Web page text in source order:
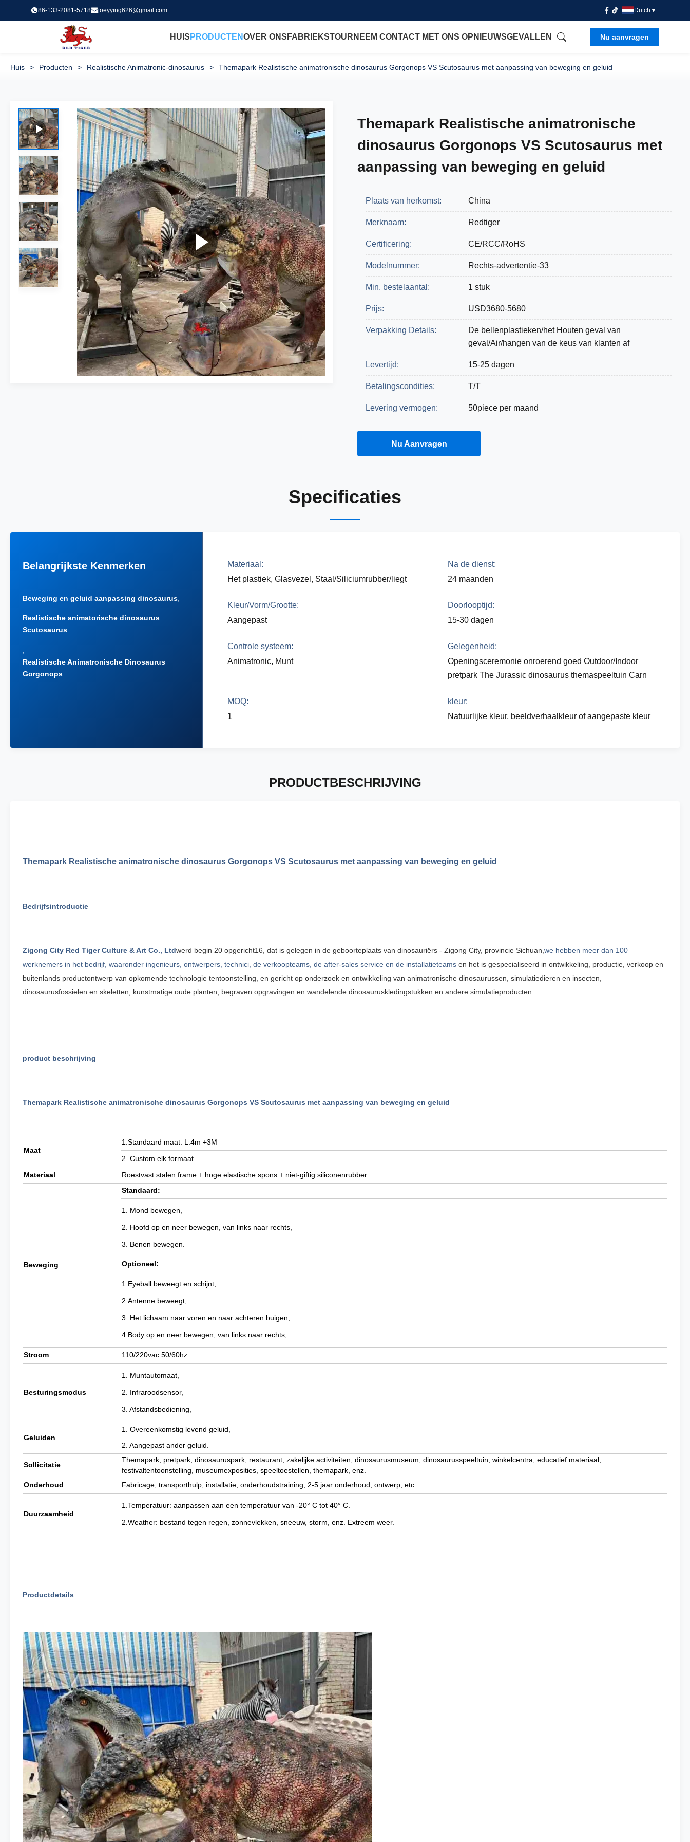
86-133-2081-5718 joeyying626@gmail.com Dutch ▼
HUIS PRODUCTENOVER ONS FABRIEKSTOUR NEEM CONTACT MET ONS OP NIEUWSGEVALLEN Nu aanvragen
Huis > Producten > Realistische Animatronic-dinosaurus > Themapark Realistische animatronische dinosaurus Gorgonops VS Scutosaurus met aanpassing van beweging en geluid
Themapark Realistische animatronische
dinosaurus Gorgonops VS Scutosaurus met
aanpassing van beweging en geluid
Plaats van herkomst: China
Merknaam: Redtiger
Certificering: CE/RCC/RoHS
Modelnummer: Rechts-advertentie-33
Min. bestelaantal: 1 stuk
Prijs: USD3680-5680
Verpakking Details:
De bellenplastieken/het Houten geval van
geval/Air/hangen van de keus van klanten af
Levertijd: 15-25 dagen
Betalingscondities: T/T
Levering vermogen: 50piece per maand
Nu Aanvragen
Een Citaat Krijgen
Specificaties
Belangrijkste Kenmerken
Beweging en geluid aanpassing dinosaurus,
Realistische animatorische dinosaurus
Scutosaurus
,
Realistische Animatronische Dinosaurus
Gorgonops
Materiaal:
Het plastiek, Glasvezel, Staal/Siliciumrubber/liegt
Na de dienst:
24 maanden
Kleur/Vorm/Grootte:
Aangepast
Doorlooptijd:
15-30 dagen
Controle systeem:
Animatronic, Munt
Gelegenheid:
Openingsceremonie onroerend goed Outdoor/Indoor
pretpark The Jurassic dinosaurus themaspeeltuin Carn
MOQ:
1
kleur:
Natuurlijke kleur, beeldverhaalkleur of aangepaste kleur
PRODUCTBESCHRIJVING
Themapark Realistische animatronische dinosaurus Gorgonops VS Scutosaurus met aanpassing van beweging en geluid
Bedrijfsintroductie
Zigong City Red Tiger Culture & Art Co., Ltdwerd begin 20 opgericht16 , dat is gelegen in de geboorteplaats van dinosauriërs - Zigong City, provincie Sichuan, we hebben meer dan 100
werknemers in het bedrijf, waaronder ingenieurs, ontwerpers, technici, de verkoopteams, de after-sales service en de installatieteams en het is gespecialiseerd in ontwikkeling, productie, verkoop en
buitenlands productontwerp van opkomende technologie tentoonstelling, en gericht op onderzoek en ontwikkeling van animatronische dinosaurussen, simulatiedieren en insecten,
dinosaurusfossielen en skeletten, kunstmatige oude planten, begraven opgravingen en wandelende dinosauruskledingstukken en andere simulatieproducten.
product beschrijving
Themapark Realistische animatronische dinosaurus Gorgonops VS Scutosaurus met aanpassing van beweging en geluid
Maat
1.Standaard maat: L:4m +3M
2. Custom elk formaat.
Materiaal
Roestvast stalen frame + hoge elastische spons + niet-giftig siliconenrubber
Beweging
Standaard:
1. Mond bewegen,
2. Hoofd op en neer bewegen, van links naar rechts,
3. Benen bewegen.
Optioneel:
1.Eyeball beweegt en schijnt,
2.Antenne beweegt,
3. Het lichaam naar voren en naar achteren buigen,
4.Body op en neer bewegen, van links naar rechts,
Stroom 110/220vac 50/60hz
Besturingsmodus
1. Muntautomaat,
2. Infraroodsensor,
3. Afstandsbediening,
Geluiden
1. Overeenkomstig levend geluid,
2. Aangepast ander geluid.
Sollicitatie
Themapark, pretpark, dinosauruspark, restaurant, zakelijke activiteiten, dinosaurusmuseum, dinosaurusspeeltuin, winkelcentra, educatief materiaal,
festivaltentoonstelling, museumexposities, speeltoestellen, themapark, enz.
Onderhoud
Fabricage, transporthulp, installatie, onderhoudstraining, 2-5 jaar onderhoud, ontwerp, etc.
Duurzaamheid
1.Temperatuur: aanpassen aan een temperatuur van -20° C tot 40° C.
2.Weather: bestand tegen regen, zonnevlekken, sneeuw, storm, enz. Extreem weer.
Productdetails